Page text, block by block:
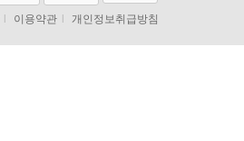
이용약관 개인정보취급방침